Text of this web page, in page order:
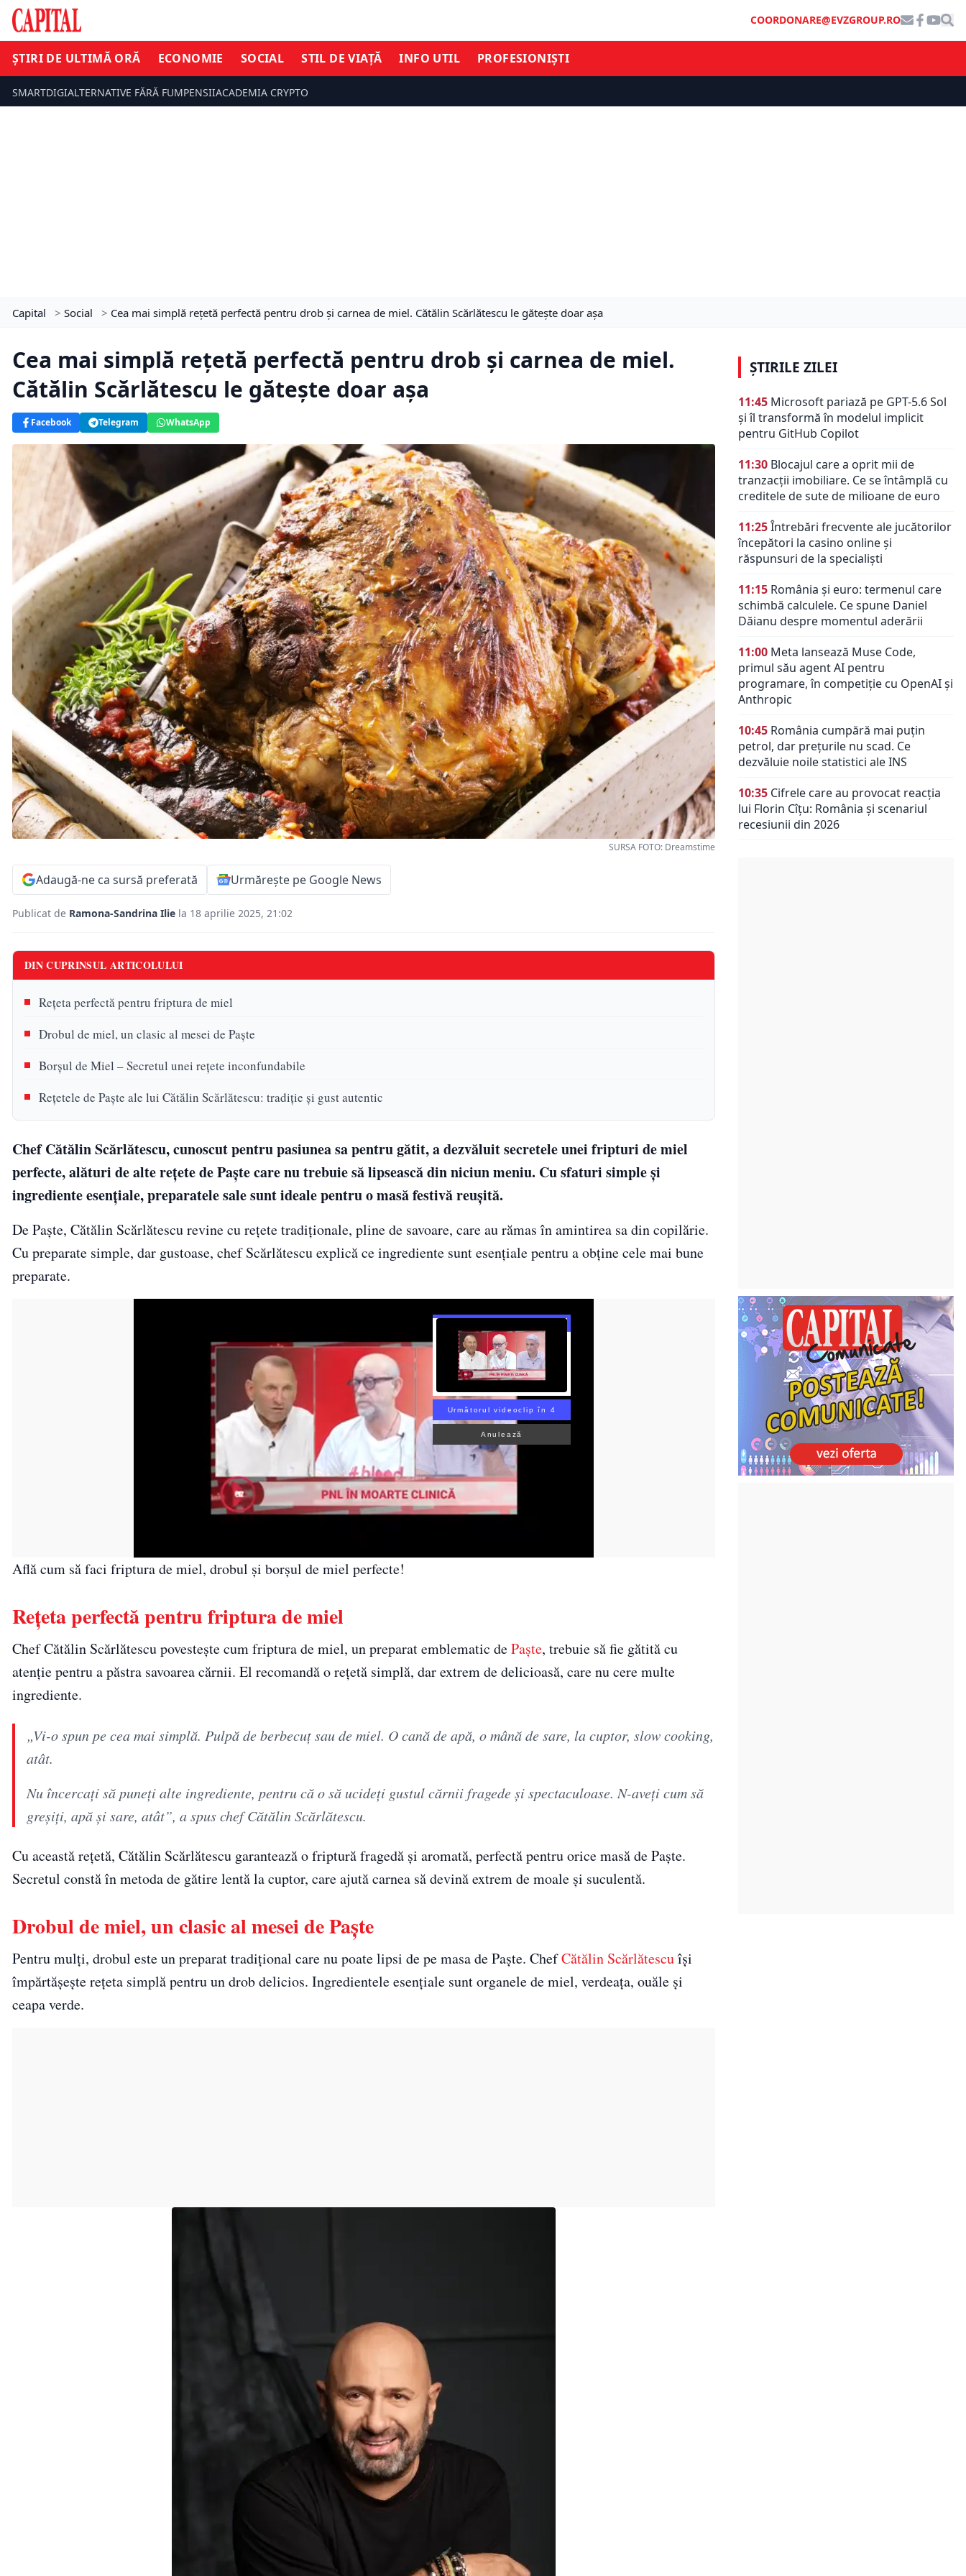
COORDONARE@EVZGROUP.RO
ȘTIRI DE ULTIMĂ ORĂ ECONOMIE SOCIAL STIL DE VIAȚĂ INFO UTIL PROFESIONIȘTI
SMARTDIGIALTERNATIVE FĂRĂ FUMPENSIIACADEMIA CRYPTO
Capital > Social > Cea mai simplă rețetă perfectă pentru drob și carnea de miel. Cătălin Scărlătescu le gătește doar așa
Cea mai simplă rețetă perfectă pentru drob și carnea de miel.
Cătălin Scărlătescu le gătește doar așa
Facebook Telegram WhatsApp
SURSA FOTO: Dreamstime
Adaugă-ne ca sursă preferată Urmărește pe Google News
Publicat de Ramona-Sandrina Ilie la 18 aprilie 2025, 21:02
DIN CUPRINSUL ARTICOLULUI
Rețeta perfectă pentru friptura de miel
Drobul de miel, un clasic al mesei de Paște
Borșul de Miel – Secretul unei rețete inconfundabile
Rețetele de Paște ale lui Cătălin Scărlătescu: tradiție și gust autentic
Chef Cătălin Scărlătescu, cunoscut pentru pasiunea sa pentru gătit, a dezvăluit secretele unei fripturi de miel
perfecte, alături de alte rețete de Paște care nu trebuie să lipsească din niciun meniu. Cu sfaturi simple și
ingrediente esențiale, preparatele sale sunt ideale pentru o masă festivă reușită.
De Paște, Cătălin Scărlătescu revine cu rețete tradiționale, pline de savoare, care au rămas în amintirea sa din copilărie.
Cu preparate simple, dar gustoase, chef Scărlătescu explică ce ingrediente sunt esențiale pentru a obține cele mai bune
preparate.
Următorul videoclip în 3
Anulează
Află cum să faci friptura de miel, drobul și borșul de miel perfecte!
Rețeta perfectă pentru friptura de miel
Chef Cătălin Scărlătescu povestește cum friptura de miel, un preparat emblematic dePaște, trebuie să fie gătită cu
atenție pentru a păstra savoarea cărnii. El recomandă o rețetă simplă, dar extrem de delicioasă, care nu cere multe
ingrediente.
„Vi-o spun pe cea mai simplă. Pulpă de berbecuț sau de miel. O cană de apă, o mână de sare, la cuptor, slow cooking,
atât.
Nu încercați să puneți alte ingrediente, pentru că o să ucideți gustul cărnii fragede și spectaculoase. N-aveți cum să
greșiți, apă și sare, atât”, a spus chef Cătălin Scărlătescu.
Cu această rețetă, Cătălin Scărlătescu garantează o friptură fragedă și aromată, perfectă pentru orice masă de Paște.
Secretul constă în metoda de gătire lentă la cuptor, care ajută carnea să devină extrem de moale și suculentă.
Drobul de miel, un clasic al mesei de Paște
Pentru mulți, drobul este un preparat tradițional care nu poate lipsi de pe masa de Paște. ChefCătălin Scărlătescuîși
împărtășește rețeta simplă pentru un drob delicios. Ingredientele esențiale sunt organele de miel, verdeața, ouăle și
ceapa verde.
ȘTIRILE ZILEI
11:45 Microsoft pariază pe GPT-5.6 Sol
și îl transformă în modelul implicit
pentru GitHub Copilot
11:30 Blocajul care a oprit mii de
tranzacții imobiliare. Ce se întâmplă cu
creditele de sute de milioane de euro
11:25Întrebări frecvente ale jucătorilor
începători la casino online și
răspunsuri de la specialiști
11:15 România și euro: termenul care
schimbă calculele. Ce spune Daniel
Dăianu despre momentul aderării
11:00 Meta lansează Muse Code,
primul său agent AI pentru
programare, în competiție cu OpenAI și
Anthropic
10:45 România cumpără mai puțin
petrol, dar prețurile nu scad. Ce
dezvăluie noile statistici ale INS
10:35 Cifrele care au provocat reacția
lui Florin Cîțu: România și scenariul
recesiunii din 2026